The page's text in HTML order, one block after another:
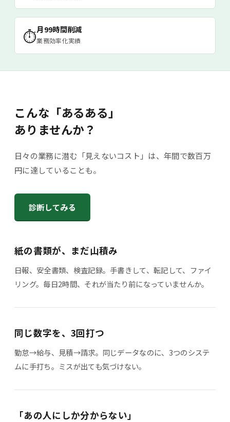
⏱月99時間削減
業務効率化実績
こんな「あるある」
ありませんか？
日々の業務に潜む「見えないコスト」は、年間で数百万
円に達していることも。
診断してみる
紙の書類が、まだ山積み
日報、安全書類、検査記録。手書きして、転記して、ファイ
リング。毎日2時間、それが当たり前になっていませんか。
同じ数字を、3回打つ
勤怠→給与、見積→請求。同じデータなのに、3つのシステ
ムに手打ち。ミスが出ても気づけない。
「あの人にしか分からない」